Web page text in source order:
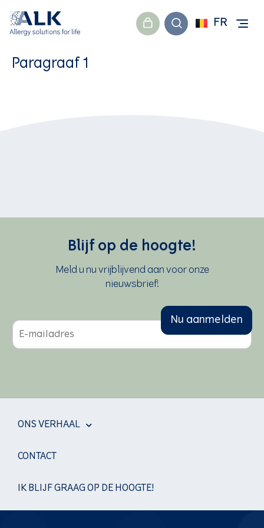
FR
Paragraaf 1
Blijf op de hoogte!
Meld u nu vrijblijvend aan voor onze
nieuwsbrief!
m
i
Nu aanmelden
ONS VERHAAL
CONTACT
IK BLIJF GRAAG OP DE HOOGTE!